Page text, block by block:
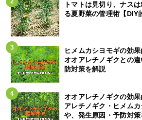
トマトは見切り、ナス
る夏野菜の管理術【DIY
ヒメムカシヨモギの効果
オオアレチノギクとの
防対策を解説
オオアレチノギクの効果
アレチノギク・ヒメム
や、発生原因・予防対